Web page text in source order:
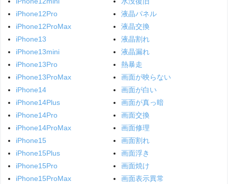
iPhone12Pro
iPhone12ProMax
iPhone13
iPhone13mini
iPhone13Pro
iPhone13ProMax
iPhone14
iPhone14Plus
iPhone14Pro
iPhone14ProMax
iPhone15
iPhone15Plus
iPhone15Pro
iPhone15ProMax
液晶パネル
液晶交換
液晶割れ
液晶漏れ
熱暴走
画面が映らない
画面が白い
画面が真っ暗
画面交換
画面修理
画面割れ
画面浮き
画面焼け
画面表示異常